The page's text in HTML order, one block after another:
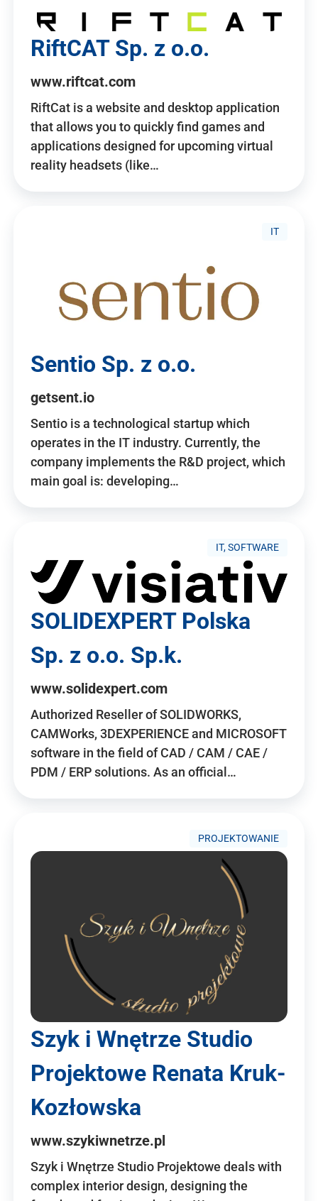
RiftCAT Sp. z o.o.
www.riftcat.com
RiftCat is a website and desktop application
that allows you to quickly find games and
applications designed for upcoming virtual
reality headsets (like…
IT
Sentio Sp. z o.o.
getsent.io
Sentio is a technological startup which
operates in the IT industry. Currently, the
company implements the R&D project, which
main goal is: developing…
IT, SOFTWARE
SOLIDEXPERT Polska
Sp. z o.o. Sp.k.
www.solidexpert.com
Authorized Reseller of SOLIDWORKS,
CAMWorks, 3DEXPERIENCE and MICROSOFT
software in the field of CAD / CAM / CAE /
PDM / ERP solutions. As an official…
PROJEKTOWANIE
Szyk i Wnętrze Studio
Projektowe Renata Kruk-
Kozłowska
www.szykiwnetrze.pl
Szyk i Wnętrze Studio Projektowe deals with
complex interior design, designing the